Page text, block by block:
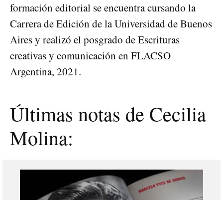
formación editorial se encuentra cursando la
Carrera de Edición de la Universidad de Buenos
Aires y realizó el posgrado de Escrituras
creativas y comunicación en FLACSO
Argentina, 2021.
Últimas notas de Cecilia
Molina: